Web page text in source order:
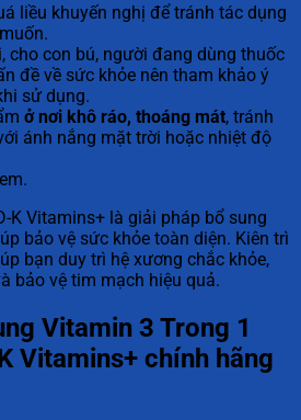
liều khuyến nghị để tránh tác dụng
cho con bú, người đang dùng thuốc
đề về sức khỏe nên tham khảo ý
sử dụng.
ở nơi khô ráo, thoáng mát, tránh
ánh nắng mặt trời hoặc nhiệt độ
K Vitamins+ là giải pháp bổ sung
bảo vệ sức khỏe toàn diện. Kiên trì
bạn duy trì hệ xương chắc khỏe,
bảo vệ tim mạch hiệu quả.
Vitamin 3 Trong 1
Vitamins+ chính hãng